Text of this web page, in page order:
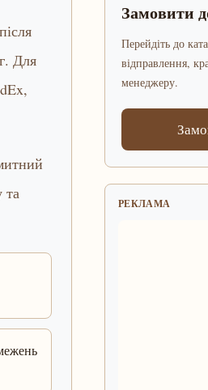
Для
та
Замовити
Перейдіть до
відправлення,
менеджеру.
РЕКЛАМА